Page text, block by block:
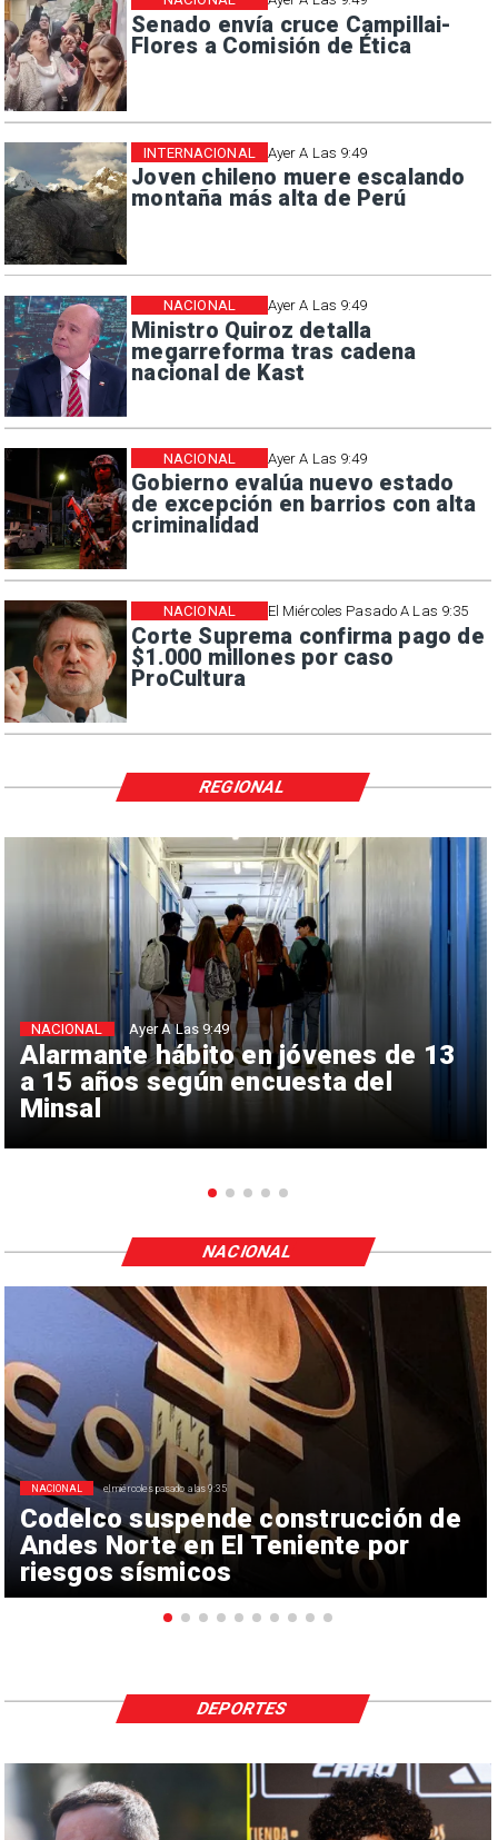
Senado envía cruce Campillai-
Flores a Comisión de Ética
Ayer A Las 9:49
Joven chileno muere escalando
montaña más alta de Perú
INTERNACIONAL
Ayer A Las 9:49
Ministro Quiroz detalla
megarreforma tras cadena
nacional de Kast
NACIONAL
Ayer A Las 9:49
Gobierno evalúa nuevo estado
de excepción en barrios con alta
criminalidad
NACIONAL
El Miércoles Pasado A Las 9:35
Corte Suprema confirma pago de
$1.000 millones por caso
ProCultura
NACIONAL
Alarmante hábito en jóvenes de 13
a 15 años según encuesta del
Minsal
NACIONAL Ayer A Las 9:49
REGIONAL
Codelco suspende construcción de
Andes Norte en El Teniente por
riesgos sísmicos
NACIONAL el miércoles pasado a las 9:35
NACIONAL
DEPORTES